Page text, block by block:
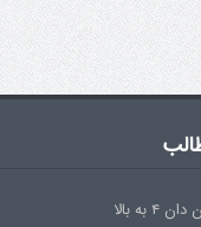
سمینار فنی و آزمون دان
به بالا